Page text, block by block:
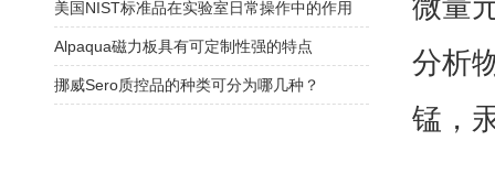
微量
分析
锰，
美国NIST标准品在实验室日常操作中的作用
Alpaqua磁力板具有可定制性强的特点
挪威Sero质控品的种类可分为哪几种？